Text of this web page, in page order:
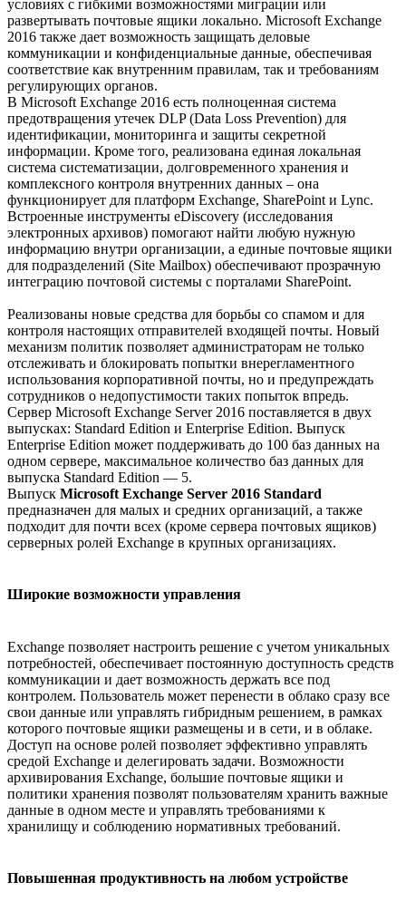
условиях с гибкими возможностями миграции или
развертывать почтовые ящики локально. Microsoft Exchange
2016 также дает возможность защищать деловые
коммуникации и конфиденциальные данные, обеспечивая
соответствие как внутренним правилам, так и требованиям
регулирующих органов.
В Microsoft Exchange 2016 есть полноценная система
предотвращения утечек DLP (Data Loss Prevention) для
идентификации, мониторинга и защиты секретной
информации. Кроме того, реализована единая локальная
система систематизации, долговременного хранения и
комплексного контроля внутренних данных – она
функционирует для платформ Exchange, SharePoint и Lync.
Встроенные инструменты eDiscovery (исследования
электронных архивов) помогают найти любую нужную
информацию внутри организации, а единые почтовые ящики
для подразделений (Site Mailbox) обеспечивают прозрачную
интеграцию почтовой системы с порталами SharePoint.
Реализованы новые средства для борьбы со спамом и для
контроля настоящих отправителей входящей почты. Новый
механизм политик позволяет администраторам не только
отслеживать и блокировать попытки внерегламентного
использования корпоративной почты, но и предупреждать
сотрудников о недопустимости таких попыток впредь.
Сервер Microsoft Exchange Server 2016 поставляется в двух
выпусках: Standard Edition и Enterprise Edition. Выпуск
Enterprise Edition может поддерживать до 100 баз данных на
одном сервере, максимальное количество баз данных для
выпуска Standard Edition — 5.
Выпуск Microsoft Exchange Server 2016 Standard
предназначен для малых и средних организаций, а также
подходит для почти всех (кроме сервера почтовых ящиков)
серверных ролей Exchange в крупных организациях.
Широкие возможности управления
Exchange позволяет настроить решение с учетом уникальных
потребностей, обеспечивает постоянную доступность средств
коммуникации и дает возможность держать все под
контролем. Пользователь может перенести в облако сразу все
свои данные или управлять гибридным решением, в рамках
которого почтовые ящики размещены и в сети, и в облаке.
Доступ на основе ролей позволяет эффективно управлять
средой Exchange и делегировать задачи. Возможности
архивирования Exchange, большие почтовые ящики и
политики хранения позволят пользователям хранить важные
данные в одном месте и управлять требованиями к
хранилищу и соблюдению нормативных требований.
Повышенная продуктивность на любом устройстве